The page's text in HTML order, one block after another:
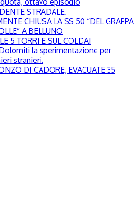
ottavo episodio
STRADALE,
CHIUSA LA SS 50 “DEL GRAPPA
A BELLUNO
5 TORRI E SUL COLDAI
Dolomiti la sperimentazione per
stranieri.
DI CADORE, EVACUATE 35